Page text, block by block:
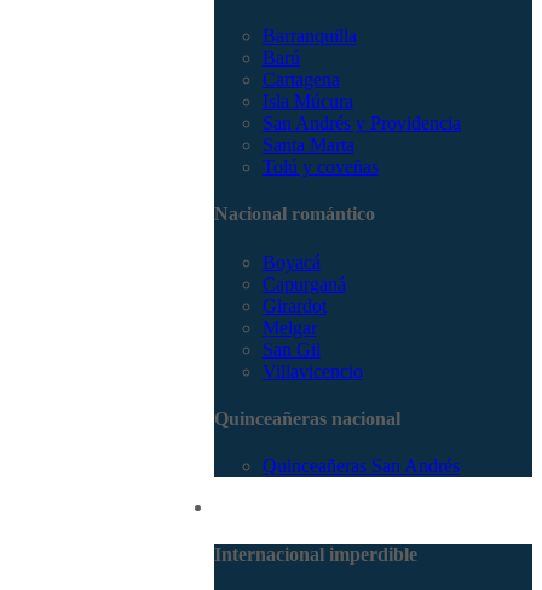
Barranquilla
Barú
Cartagena
Isla Múcura
San Andrés y Providencia
Santa Marta
Tolú y coveñas
Nacional romántico
Boyacá
Capurganá
Girardot
Melgar
San Gil
Villavicencio
Quinceañeras nacional
Quinceañeras San Andrés
Internacional imperdible